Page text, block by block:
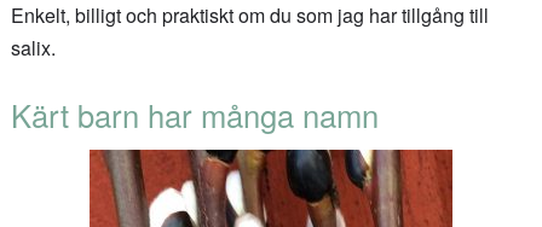
Enkelt, billigt och praktiskt om du som jag har tillgång till
salix.
Kärt barn har många namn